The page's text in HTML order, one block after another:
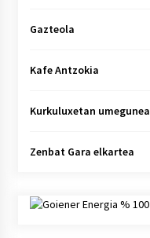
Gazteola
Kafe Antzokia
Kurkuluxetan umegunea
Zenbat Gara elkartea